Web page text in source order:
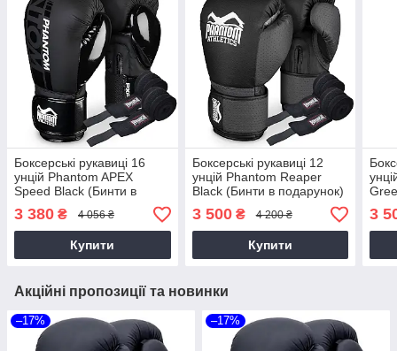
Боксерські рукавиці 16
унцій Phantom APEX
Speed Black (Бинти в
подарунок) / Перчатки для
єдиноборств
3 380 ₴ 4 056 ₴
Купити
Боксерські рукавиці 12
унцій Phantom Reaper
Black (Бинти в подарунок)
/ Перчатки для
єдиноборств
3 500₴ 4 200 ₴
Купити
3
Акційні пропозиції та новинки
–17% –17%